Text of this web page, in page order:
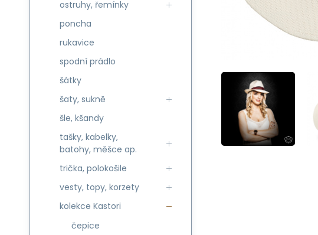
ostruhy, řemínky
poncha
rukavice
spodní prádlo
šátky
šaty, sukně
šle, kšandy
tašky, kabelky,
batohy, měšce ap.
trička, polokošile
vesty, topy, korzety
kolekce Kastori
čepice